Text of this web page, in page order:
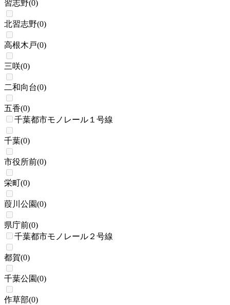
習志野(0)
北習志野(0)
高根木戸(0)
三咲(0)
二和向台(0)
五香(0)
千葉都市モノレール１号線
千葉(0)
市役所前(0)
栄町(0)
葭川公園(0)
県庁前(0)
千葉都市モノレール２号線
都賀(0)
千葉公園(0)
作草部(0)